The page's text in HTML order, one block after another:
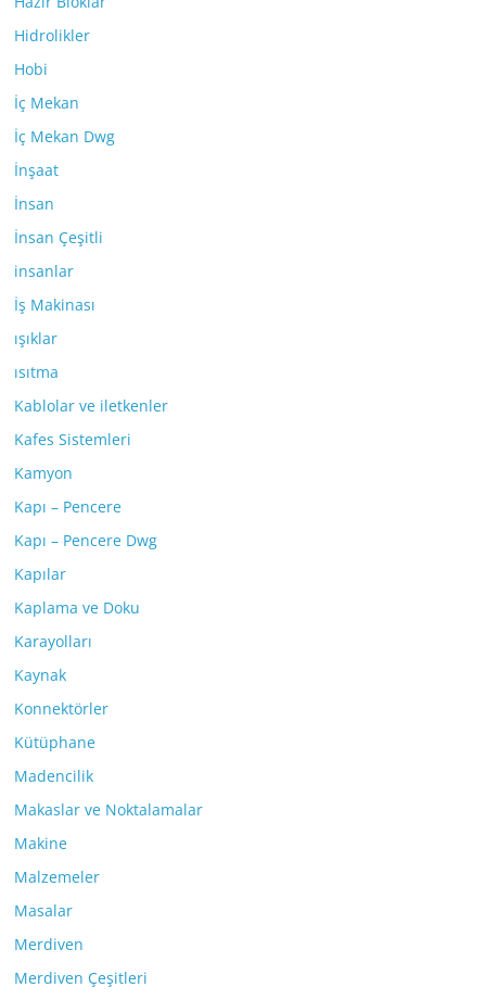
Hidrolikler
Hobi
İç Mekan
İç Mekan Dwg
İnşaat
İnsan
İnsan Çeşitli
insanlar
İş Makinası
ışıklar
ısıtma
Kablolar ve iletkenler
Kafes Sistemleri
Kamyon
Kapı – Pencere
Kapı – Pencere Dwg
Kapılar
Kaplama ve Doku
Karayolları
Kaynak
Konnektörler
Kütüphane
Madencilik
Makaslar ve Noktalamalar
Makine
Malzemeler
Masalar
Merdiven
Merdiven Çeşitleri